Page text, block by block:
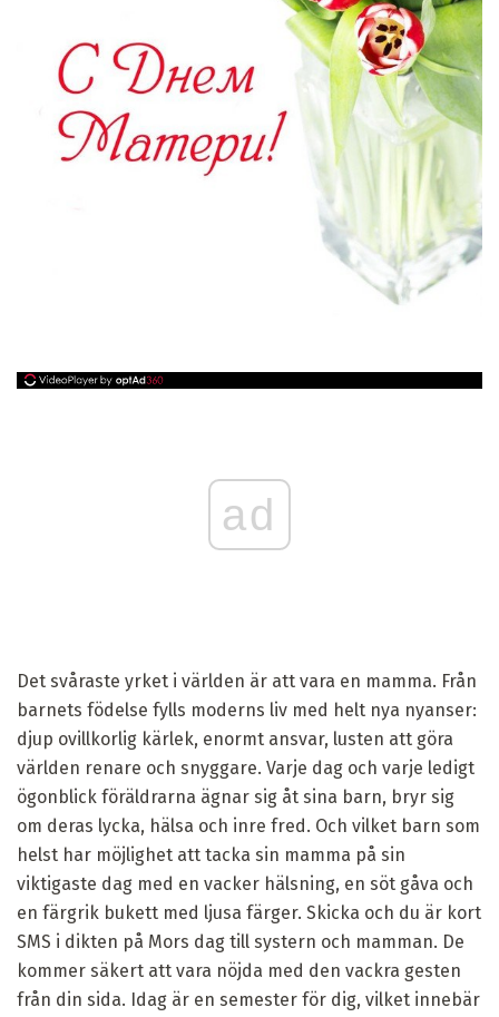
ad
Det svåraste yrket i världen är att vara en mamma. Från
barnets födelse fylls moderns liv med helt nya nyanser:
djup ovillkorlig kärlek, enormt ansvar, lusten att göra
världen renare och snyggare. Varje dag och varje ledigt
ögonblick föräldrarna ägnar sig åt sina barn, bryr sig
om deras lycka, hälsa och inre fred. Och vilket barn som
helst har möjlighet att tacka sin mamma på sin
viktigaste dag med en vacker hälsning, en söt gåva och
en färgrik bukett med ljusa färger. Skicka och du är kort
SMS i dikten på Mors dag till systern och mamman. De
kommer säkert att vara nöjda med den vackra gesten
från din sida. Idag är en semester för dig, vilket innebär